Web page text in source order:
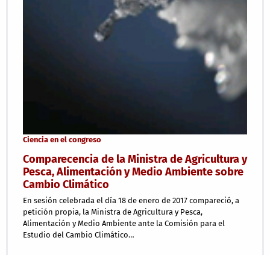
Ciencia en el congreso
Comparecencia de la Ministra de Agricultura y
Pesca, Alimentación y Medio Ambiente sobre
Cambio Climático
En sesión celebrada el día 18 de enero de 2017 compareció, a
petición propia, la Ministra de Agricultura y Pesca,
Alimentación y Medio Ambiente ante la Comisión para el
Estudio del Cambio Climático…